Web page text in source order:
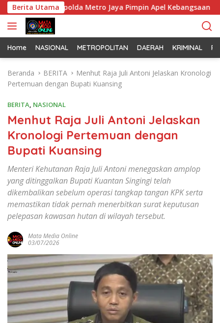
a
g
u
Berita Utama
Kapolda Metro Jaya Pimpin Apel Kebangsaan
Home NASIONAL METROPOLITAN DAERAH KRIMINAL
Beranda BERITA
Menhut Raja Juli Antoni Jelaskan Kronologi
Pertemuan dengan Bupati Kuansing
BERITA, NASIONAL
Menhut Raja Juli Antoni Jelaskan
Kronologi Pertemuan dengan
Bupati Kuansing
Menteri Kehutanan Raja Juli Antoni menegaskan amplop
yang ditinggalkan Bupati Kuantan Singingi telah
dikembalikan sebelum operasi tangkap tangan KPK serta
memastikan tidak pernah menerbitkan surat keputusan
pelepasan kawasan hutan di wilayah tersebut.
Mata Media Online
03/07/2026